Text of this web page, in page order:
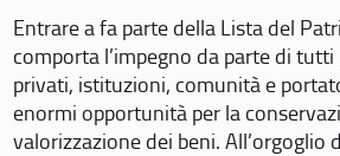
Entrare a fa parte della Lista del
comporta l’impegno da parte di tutti
privati, istituzioni, comunità e
enormi opportunità per la
valorizzazione dei beni. All’orgoglio